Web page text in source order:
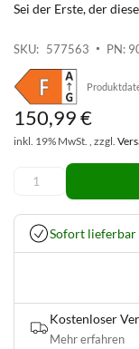
SKU 577563 PN:
Sei der Erste, der
150,99€
inkl. 19% MwSt. , zzgl.
Sofort lieferbar
Kostenloser
Mehr erfahren
Bildgalerie
springen